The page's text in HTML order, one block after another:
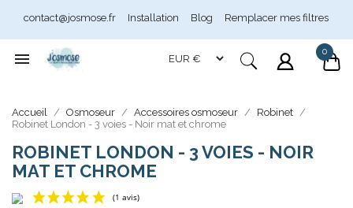
contact@josmose.fr Installation Blog Remplacer mes filtres
 0
Accueil Osmoseur Accessoires osmoseur
Robinet
Robinet London - 3 voies - Noir mat et chrome
ROBINET LONDON - 3 VOIES - NOIR
MAT ET CHROME